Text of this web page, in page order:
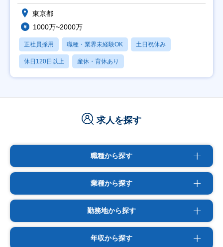
東京都
1000万~2000万
正社員採用 職種・業界未経験OK 土日祝休み
休日120日以上 産休・育休あり
求人を探す
職種から探す
業種から探す
勤務地から探す
年収から探す